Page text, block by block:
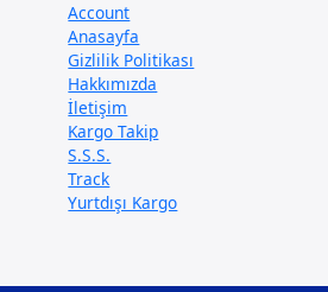
Account
Anasayfa
Gizlilik Politikası
Hakkımızda
İletişim
Kargo Takip
S.S.S.
Track
Yurtdışı Kargo